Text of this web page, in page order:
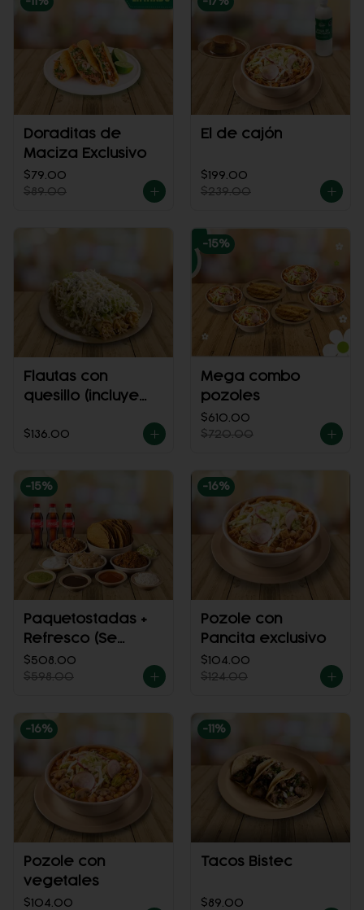
Doraditas de
Maciza Exclusivo
$79.00
$89.00
El de cajón
$199.00
$239.00
Flautas con
quesillo (incluye
salsa)
$136.00
-15%
Mega combo
pozoles
$610.00
$720.00
-15%
Paquetostadas +
Refresco (Se
envía frío)
$508.00
$598.00
-16%
Pozole con
Pancita exclusivo
$104.00
$124.00
-16%
Pozole con
vegetales
$104.00
-11 %
Tacos Bistec
$89.00